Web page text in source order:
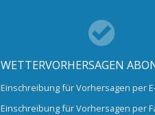
WETTERVORHERSAGEN
Einschreibung für Vorhersagen per
Einschreibung für Vorhersagen per